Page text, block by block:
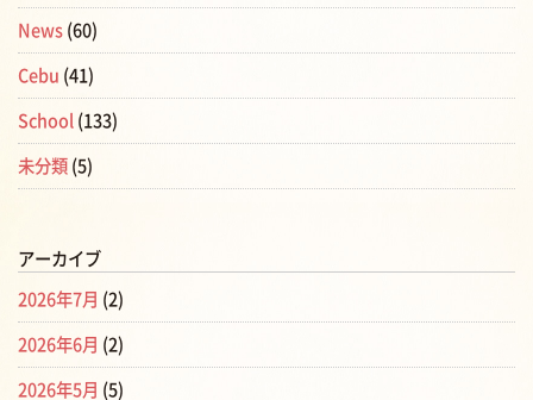
News (60)
Cebu (41)
School (133)
未分類 (5)
アーカイブ
2026年7月 (2)
2026年6月 (2)
2026年5月 (5)